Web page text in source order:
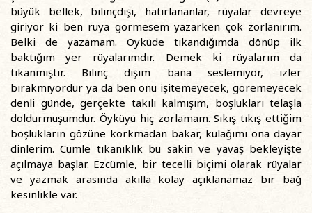
büyük bellek, bilinçdışı, hatırlananlar, rüyalar devreye
giriyor ki ben rüya görmesem yazarken çok zorlanırım.
Belki de yazamam. Öyküde tıkandığımda dönüp ilk
baktığım yer rüyalarımdır. Demek ki rüyalarım da
tıkanmıştır. Bilinç dışım bana seslemiyor, izler
bırakmıyordur ya da ben onu işitemeyecek, göremeyecek
denli günde, gerçekte takılı kalmışım, boşlukları telaşla
doldurmuşumdur. Öyküyü hiç zorlamam. Sıkış tıkış ettiğim
boşlukların gözüne korkmadan bakar, kulağımı ona dayar
dinlerim. Cümle tıkanıklık bu sakin ve yavaş bekleyişte
açılmaya başlar. Ezcümle, bir tecelli biçimi olarak rüyalar
ve yazmak arasında akılla kolay açıklanamaz bir bağ
kesinlikle var.